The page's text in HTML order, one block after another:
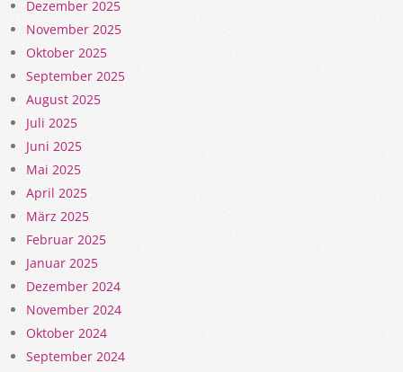
Dezember 2025
November 2025
Oktober 2025
September 2025
August 2025
Juli 2025
Juni 2025
Mai 2025
April 2025
März 2025
Februar 2025
Januar 2025
Dezember 2024
November 2024
Oktober 2024
September 2024